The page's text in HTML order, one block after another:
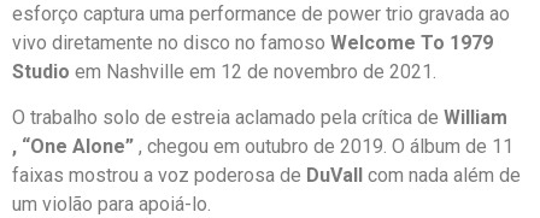
esforço captura uma performance de power trio gravada ao
vivo diretamente no disco no famoso Welcome To 1979
Studio em Nashville em 12 de novembro de 2021.
O trabalho solo de estreia aclamado pela crítica de William
, “One Alone” , chegou em outubro de 2019. O álbum de 11
faixas mostrou a voz poderosa de DuVall com nada além de
um violão para apoiá-lo.